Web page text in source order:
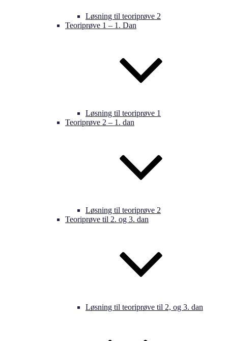
Løsning til teoriprøve 2
Teoriprøve 1 – 1. Dan
Løsning til teoriprøve 1
Teoriprøve 2 – 1. dan
Løsning til teoriprøve 2
Teoriprøve til 2. og 3. dan
Løsning til teoriprøve til 2, og 3. dan